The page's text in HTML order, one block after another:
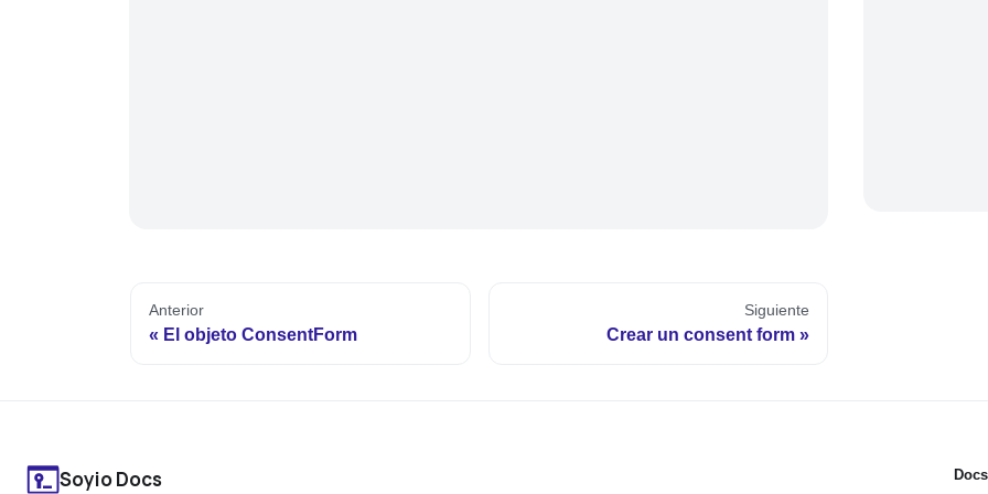
Anterior
El objeto ConsentForm
Siguiente
Crear un consent form
Soyio Docs Docs